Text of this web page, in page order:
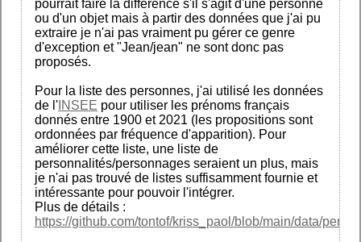
pourrait faire la différence s'il s'agit d'une personne
ou d'un objet mais à partir des données que j'ai pu
extraire je n'ai pas vraiment pu gérer ce genre
d'exception et "Jean/jean" ne sont donc pas
proposés.
Pour la liste des personnes, j'ai utilisé les données
de l' INSEE pour utiliser les prénoms français
donnés entre 1900 et 2021 (les propositions sont
ordonnées par fréquence d'apparition). Pour
améliorer cette liste, une liste de
personnalités/personnages seraient un plus, mais
je n'ai pas trouvé de listes suffisamment fournie et
intéressante pour pouvoir l'intégrer.
Plus de détails :
https://github.com/tontof/kriss_paol/blob/main/data/